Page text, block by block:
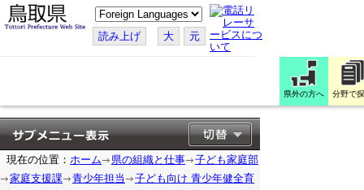
こ
の
ペ
ー
す
る
読み上げ 大 元
県外の方へ 分野で
現在の位置： ホーム 県の組織と仕事
子ども家庭部
家庭支援課
青少年担当
子ども向け 青少年健全育